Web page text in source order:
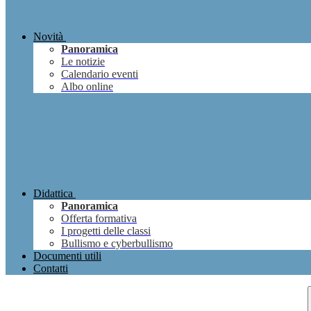
Novità
Panoramica
Le notizie
Calendario eventi
Albo online
Didattica
Panoramica
Offerta formativa
I progetti delle classi
Bullismo e cyberbullismo
Documenti utili
Contatti